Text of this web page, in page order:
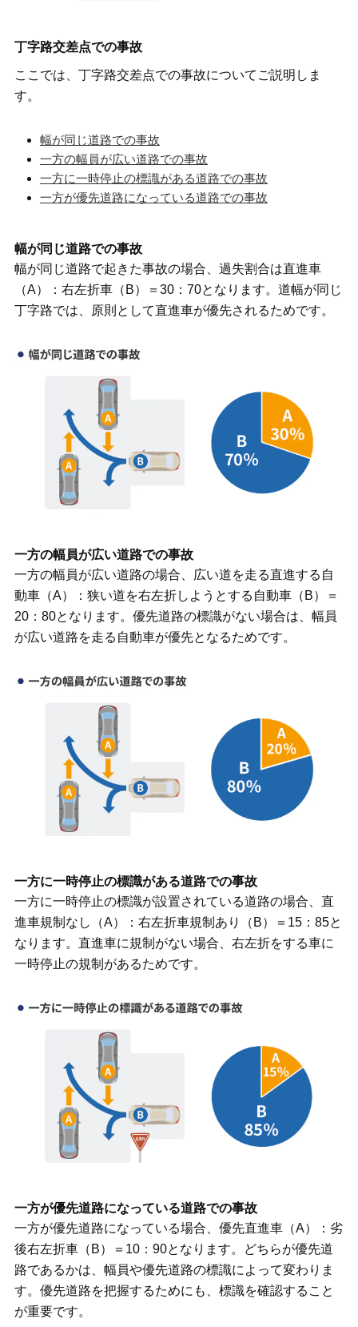
丁字路交差点での事故
ここでは、丁字路交差点での事故についてご説明しま
す。
幅が同じ道路での事故
一方の幅員が広い道路での事故
一方に一時停止の標識がある道路での事故
一方が優先道路になっている道路での事故
幅が同じ道路での事故
幅が同じ道路で起きた事故の場合、過失割合は直進車
（A）：右左折車（B）＝30：70となります。道幅が同じ
丁字路では、原則として直進車が優先されるためです。
一方の幅員が広い道路での事故
一方の幅員が広い道路の場合、広い道を走る直進する自
動車（A）：狭い道を右左折しようとする自動車（B）＝
20：80となります。優先道路の標識がない場合は、幅員
が広い道路を走る自動車が優先となるためです。
一方に一時停止の標識がある道路での事故
一方に一時停止の標識が設置されている道路の場合、直
進車規制なし（A）：右左折車規制あり（B）＝15：85と
なります。直進車に規制がない場合、右左折をする車に
一時停止の規制があるためです。
一方が優先道路になっている道路での事故
一方が優先道路になっている場合、優先直進車（A）：劣
後右左折車（B）＝10：90となります。どちらが優先道
路であるかは、幅員や優先道路の標識によって変わりま
す。優先道路を把握するためにも、標識を確認すること
が重要です。